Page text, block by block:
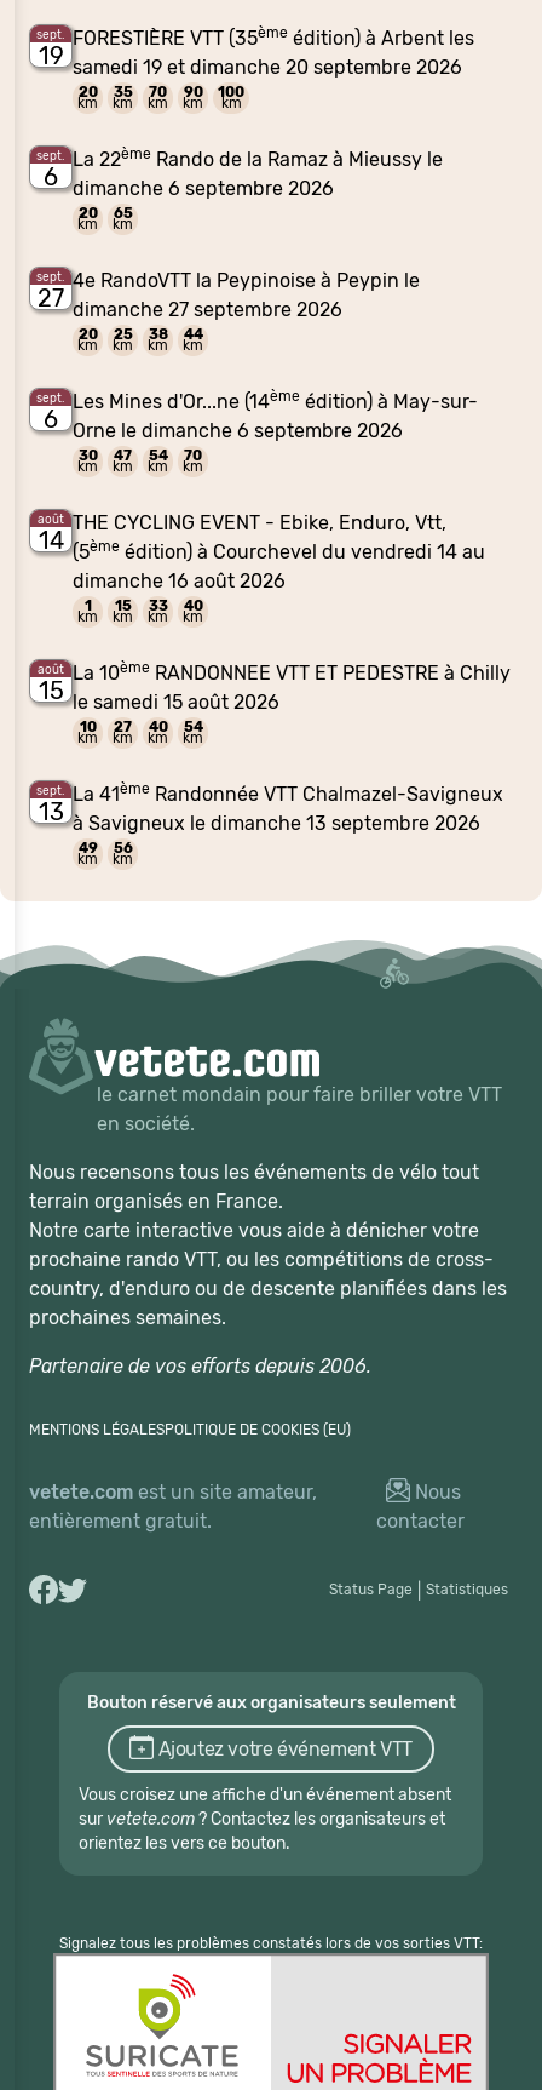
sept.
19
FORESTIÈRE VTT (35ème édition) à Arbent les
samedi 19 et dimanche 20 septembre 2026
20
km
35
km
70
km
90
km
100
km
sept.
6
La 22ème Rando de la Ramaz à Mieussy le
dimanche 6 septembre 2026
20
km
65
km
sept.
27
4e RandoVTT la Peypinoise à Peypin le
dimanche 27 septembre 2026
20
km
25
km
38
km
44
km
sept.
6
Les Mines d'Or...ne (14ème édition) à May-sur-
Orne le dimanche 6 septembre 2026
30
km
47
km
54
km
70
km
août
14
THE CYCLING EVENT - Ebike, Enduro, Vtt,
(5ème édition) à Courchevel du vendredi 14 au
dimanche 16 août 2026
1
km
15
km
33
km
40
km
août
15
La 10ème RANDONNEE VTT ET PEDESTRE à Chilly
le samedi 15 août 2026
10
km
27
km
40
km
54
km
sept.
13
La 41ème Randonnée VTT Chalmazel-Savigneux
à Savigneux le dimanche 13 septembre 2026
49
km
56
km
le carnet mondain pour faire briller votre VTT
en société.
Nous recensons tous les événements de vélo tout
terrain organisés en France.
Notre carte interactive vous aide à dénicher votre
prochaine rando VTT, ou les compétitions de cross-
country, d'enduro ou de descente planifiées dans les
prochaines semaines.
Partenaire de vos efforts depuis 2006.
MENTIONS LÉGALESPOLITIQUE DE COOKIES (EU)
vetete.com est un site amateur,
entièrement gratuit.
Nous
contacter
Status Page Statistiques
Bouton réservé aux organisateurs seulement
Ajoutez votre événement VTT
Vous croisez une affiche d'un événement absent
sur vetete.com? Contactez les organisateurs et
orientez les vers ce bouton.
Signalez tous les problèmes constatés lors de vos sorties VTT: